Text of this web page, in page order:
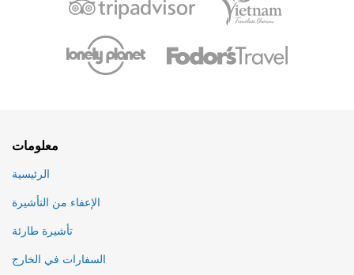
معلومات
الرئيسية
الإعفاء من التأشيرة
تأشيرة طارئة
السفارات في الخارج